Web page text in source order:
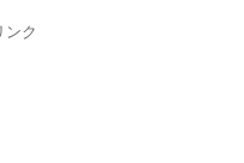
ンク